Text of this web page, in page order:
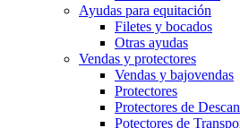
Ayudas para equitación
Filetes y bocados
Otras ayudas
Vendas y protectores
Vendas y bajovendas
Protectores
Protectores de
Potectores de